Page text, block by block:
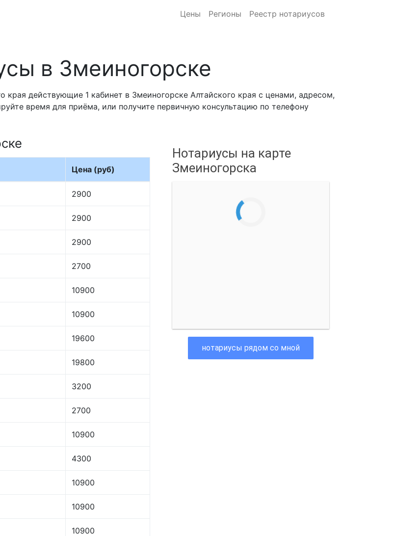
Цены Регионы Реестр нотариусов
в Змеиногорске
края действующие 1 кабинет в Змеиногорске Алтайского края с ценами, адресом,
время для приёма, или получите первичную консультацию по телефону
Цена (руб)
2900
2900
2900
2700
10900
10900
19600
19800
3200
2700
10900
4300
10900
10900
10900
Нотариусы на карте
Змеиногорска
нотариусы рядом со мной